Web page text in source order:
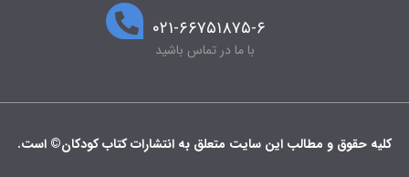
۰۲۱-۶۶۷۵۱۸۷۵-۶
با ما در تماس باشید
کلیه حقوق و مطالب این سایت متعلق به انتشارات کتاب کودکان© است.